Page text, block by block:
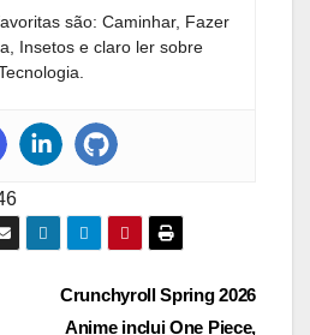
são: Caminhar, Fazer
Insetos e claro ler sobre
Crunchyroll Spring 2026
Anime inclui One Piece,